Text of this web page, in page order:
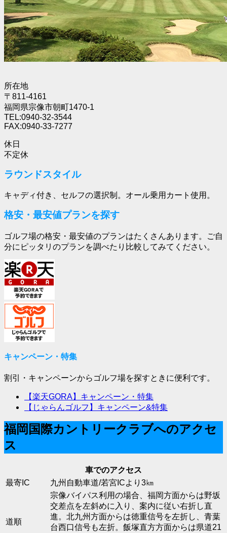
所在地
〒811-4161
福岡県宗像市朝町1470-1
TEL:0940-32-3544
FAX:0940-33-7277
休日
不定休
ラウンドスタイル
キャディ付き、セルフの選択制。オール乗用カート使用。
格安・最安値プランを探す
ゴルフ場の格安・最安値のプランはたくさんあります。ご自
分にピッタリのプランを調べたり比較してみてください。
キャンペーン・特集
割引・キャンペーンからゴルフ場を探すときに便利です。
【楽天GORA】キャンペーン・特集
【じゃらんゴルフ】キャンペーン&特集
福岡国際カントリークラブへのアクセ
ス
車でのアクセス
最寄IC
九州自動車道/若宮ICより3㎞
道順
宗像バイパス利用の場合、福岡方面からは野坂
交差点を左斜めに入り、案内に従い右折し直
進。北九州方面からは徳重信号を左折し、青葉
台西口信号も左折。飯塚直方方面からは県道21